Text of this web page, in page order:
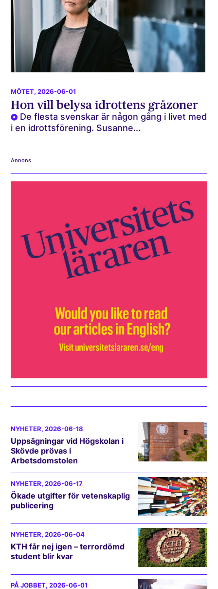
MÖTET, 2026-06-01
Hon vill belysa idrottens gråzoner
De flesta svenskar är någon gång i livet med
i en idrottsförening. Susanne...
Annons
NYHETER, 2026-06-18
Uppsägningar vid Högskolan i
Skövde prövas i
Arbetsdomstolen
NYHETER, 2026-06-17
Ökade utgifter för vetenskaplig
publicering
NYHETER, 2026-06-04
KTH får nej igen – terrordömd
student blir kvar
PÅ JOBBET, 2026-06-01